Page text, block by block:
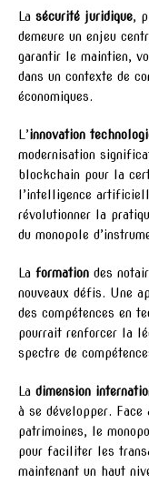
La sécurité juridique,
demeure un enjeu
garantir le maintien,
dans un contexte de
économiques.
L’innovation
modernisation
blockchain pour la
l’intelligence
révolutionner la
du monopole
La formation des
nouveaux défis. Une
des compétences en
pourrait renforcer la
spectre de
La dimension
à se développer. Face
patrimoines, le
pour faciliter les
maintenant un haut